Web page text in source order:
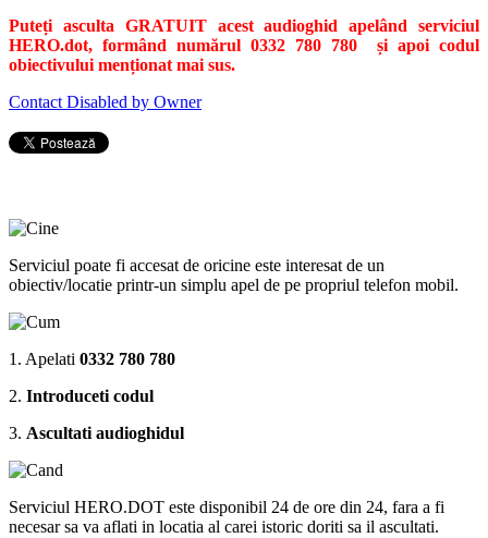
Puteți asculta GRATUIT acest audioghid apelând serviciul
HERO.dot, formând numărul 0332 780 780 și apoi codul
obiectivului menționat mai sus.
Contact Disabled by Owner
Serviciul poate fi accesat de oricine este interesat de un
obiectiv/locatie printr-un simplu apel de pe propriul telefon mobil.
1. Apelati 0332 780 780
2. Introduceti codul
3. Ascultati audioghidul
Serviciul HERO.DOT este disponibil 24 de ore din 24, fara a fi
necesar sa va aflati in locatia al carei istoric doriti sa il ascultati.